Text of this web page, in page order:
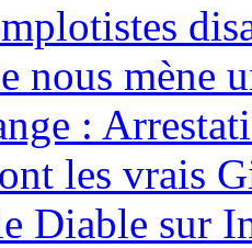
nous mène
:
les vrais
Diable sur